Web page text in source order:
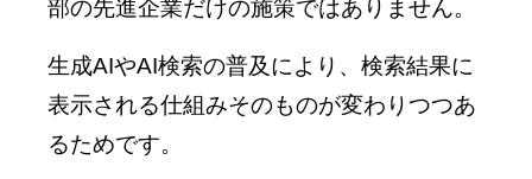
部の先進企業だけの施策ではありません。
生成AIやAI検索の普及により、検索結果に
表示される仕組みそのものが変わりつつあ
るためです。